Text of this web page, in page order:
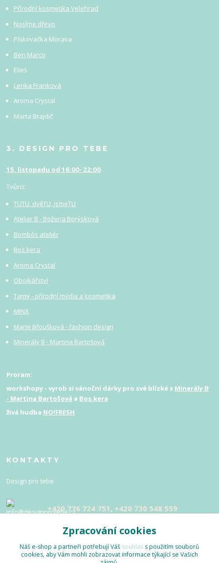
Přírodní kosmetika Velehrad
Nosíme dřevo
Pískovačka Morava
Ben Marco
Elies
Lenka Franková
Aroma Crystal
Marta Brajdič
3. DESIGN PRO TEBE
15. listopadu od 16:00- 22:00
Tvůrci:
TUTU, dvěTU, jsmeTU
Atelier B - Božena Borýsková
Bombós ateliér
Bos.kera
Aroma Crystal
Obojkářství
Tamy - přírodní mýdla a kosmetika
MINX
Marie Břoušková - fashion design
Minerály B - Martina Bartošová
Proram:
workshopy - vyrob si vánoční dárky pro své blízké s Minerály B
- Martina Bartošová a Bos.kera
živá hudba NO!FRESH
KONTAKTY
Design pro tebe
+420 776 724 751, +420 730 548 559
info@designprotebe.cz
Zpracování cookies
Náš e-shop a partneři potřebují Váš souhlas s použitím souborů
cookies, aby Vám mohli zobrazovat informace týkající se Vašich